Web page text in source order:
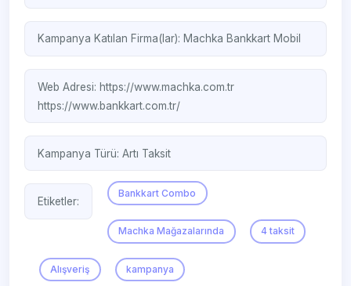
Kampanya Katılan Firma(lar): Machka Bankkart Mobil
Web Adresi:https://www.machka.com.tr
https://www.bankkart.com.tr/
Kampanya Türü:Artı Taksit
Etiketler:
Bankkart Combo
Machka Mağazalarında 4 taksit
Alışveriş kampanya